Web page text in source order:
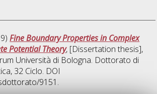
Fine Boundary Properties in Complex
Potential Theory, [Dissertation thesis],
Università di Bologna. Dottorato di
, 32 Ciclo. DOI
9151.